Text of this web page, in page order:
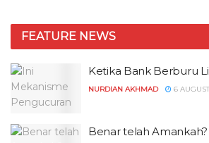
FEATURE NEWS
Ketika Bank Berburu
NURDIAN AKHMAD 6
Benar telah Amankah?